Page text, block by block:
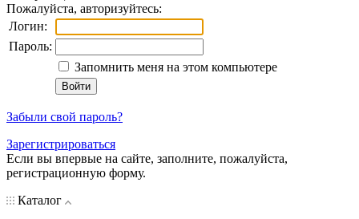
Пожалуйста, авторизуйтесь:
Логин:
Пароль:
Запомнить меня на этом компьютере
Забыли свой пароль?
Зарегистрироваться
Если вы впервые на сайте, заполните, пожалуйста,
регистрационную форму.
Каталог